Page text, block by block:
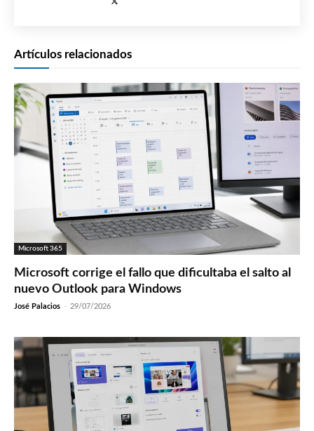
Artículos relacionados
Microsoft 365
Microsoft corrige el fallo que dificultaba el salto al
nuevo Outlook para Windows
José Palacios - 29/07/2026